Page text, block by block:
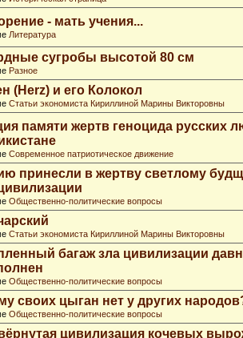
- мать учения...
Литература
сугробы высотой 80 см
Разное
(Herz) и его Колокол
Статьи экономиста Кириллиной Марины Викторовны
памяти жертв геноцида русских
Современное патриотическое движение
принесли в жертву светлому
Общественно-политические вопросы
Статьи экономиста Кириллиной Марины Викторовны
багаж зла цивилизации
Общественно-политические вопросы
своих цыган нет у других
Общественно-политические вопросы
цивилизация кочевых